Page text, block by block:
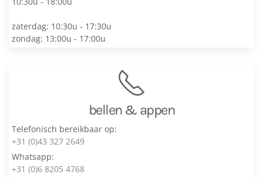
zaterdag: 10:30u - 17:30u
zondag: 13:00u - 17:00u
bellen & appen
Telefonisch bereikbaar op:
+31 (0)43 327 2649
Whatsapp:
+31 (0)6 8205 4768